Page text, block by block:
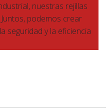
nuestras rejillas
podemos crear
seguridad y la eficiencia